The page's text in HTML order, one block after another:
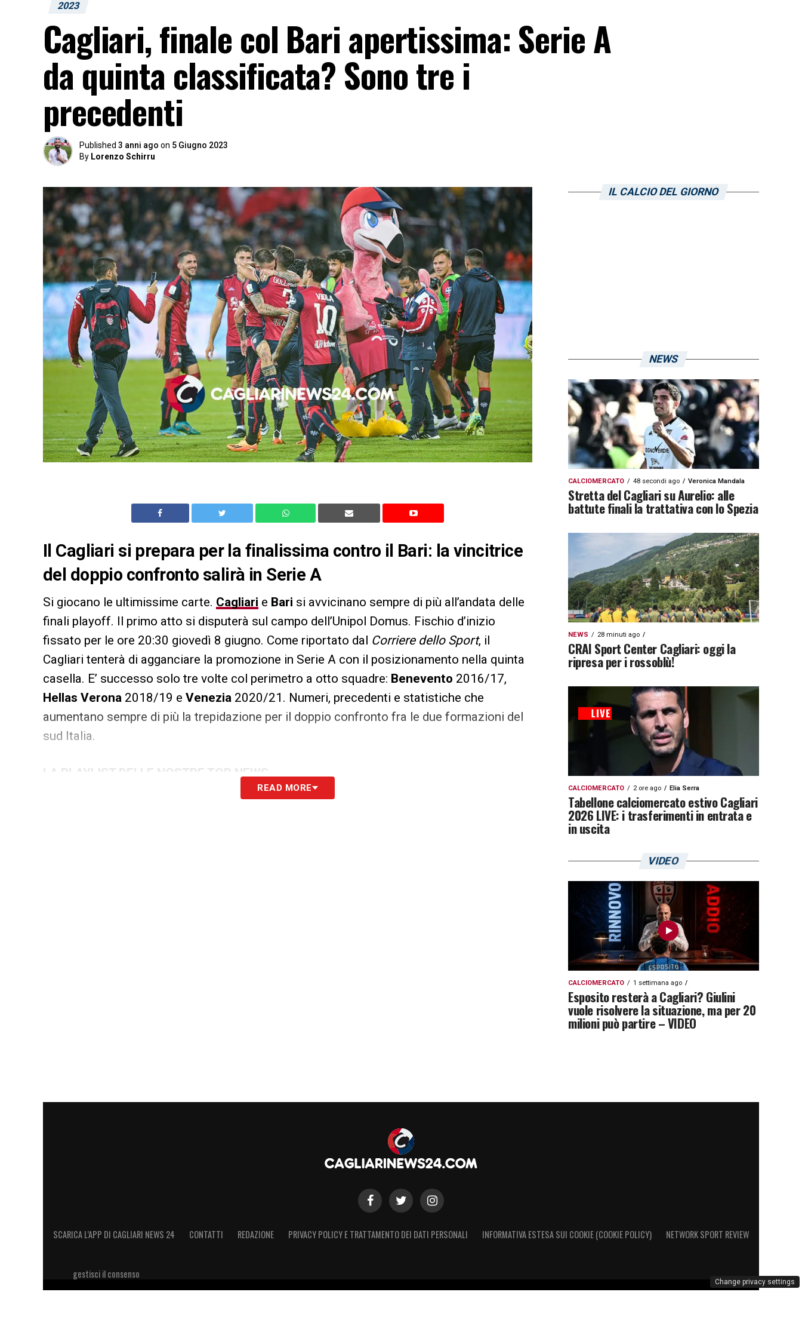
2023
Cagliari, finale col Bari apertissima: Serie A
da quinta classificata? Sono tre i
precedenti
Published 3 anni ago on 5 Giugno 2023
By Lorenzo Schirru
Il Cagliari si prepara per la finalissima contro il Bari: la vincitrice
del doppio confronto salirà in Serie A
Si giocano le ultimissime carte. Cagliari e Bari si avvicinano sempre di più all’andata delle
finali playoff. Il primo atto si disputerà sul campo dell’Unipol Domus. Fischio d’inizio
fissato per le ore 20:30 giovedì 8 giugno. Come riportato dal Corriere dello Sport, il
Cagliari tenterà di agganciare la promozione in Serie A con il posizionamento nella quinta
casella. E’ successo solo tre volte col perimetro a otto squadre: Benevento 2016/17,
Hellas Verona 2018/19 e Venezia 2020/21. Numeri, precedenti e statistiche che
aumentano sempre di più la trepidazione per il doppio confronto fra le due formazioni del
sud Italia.
LA PLAYLIST DELLE NOSTRE TOP NEWS
READ MORE
IL CALCIO DEL GIORNO
NEWS
CALCIOMERCATO 48 secondi ago Veronica Mandala
Stretta del Cagliari su Aurelio: alle
battute finali la trattativa con lo Spezia
NEWS 28 minuti ago
CRAI Sport Center Cagliari: oggi la
ripresa per i rossoblù!
CALCIOMERCATO 2 ore ago Elia Serra
Tabellone calciomercato estivo Cagliari
2026 LIVE: i trasferimenti in entrata e
in uscita
VIDEO
CALCIOMERCATO 1 settimana ago
Esposito resterà a Cagliari? Giulini
vuole risolvere la situazione, ma per 20
milioni può partire – VIDEO
SCARICA L’APP DI CAGLIARI NEWS 24 CONTATTI REDAZIONE PRIVACY POLICY E TRATTAMENTO DEI DATI PERSONALI INFORMATIVA ESTESA SUI COOKIE (COOKIE POLICY) NETWORK SPORT REVIEW
gestisci il consenso
Change privacy settings